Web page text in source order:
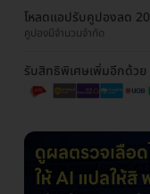
โหลดแอปรับคูปองลด
คูปองมีจำนวนจำกัด
รับสิทธิพิเศษเพิ่มอีกด้ว